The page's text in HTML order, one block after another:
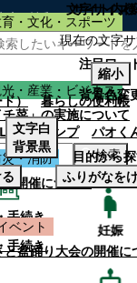
をつける
検索
手続き
手続き
・文化・スポーツ
東ウメ子さんとの思
・産業・ビジネス
菜」の実施について
・消防
開催について
ベント
盆踊り大会の開催に
サイト内
注目ワー
）
暮らしの便利帳
スタンプ
パオく
目的から
妊娠
文字サイズ
現在の文字
縮小
背景色変
文字白
背景黒
ふりがなを